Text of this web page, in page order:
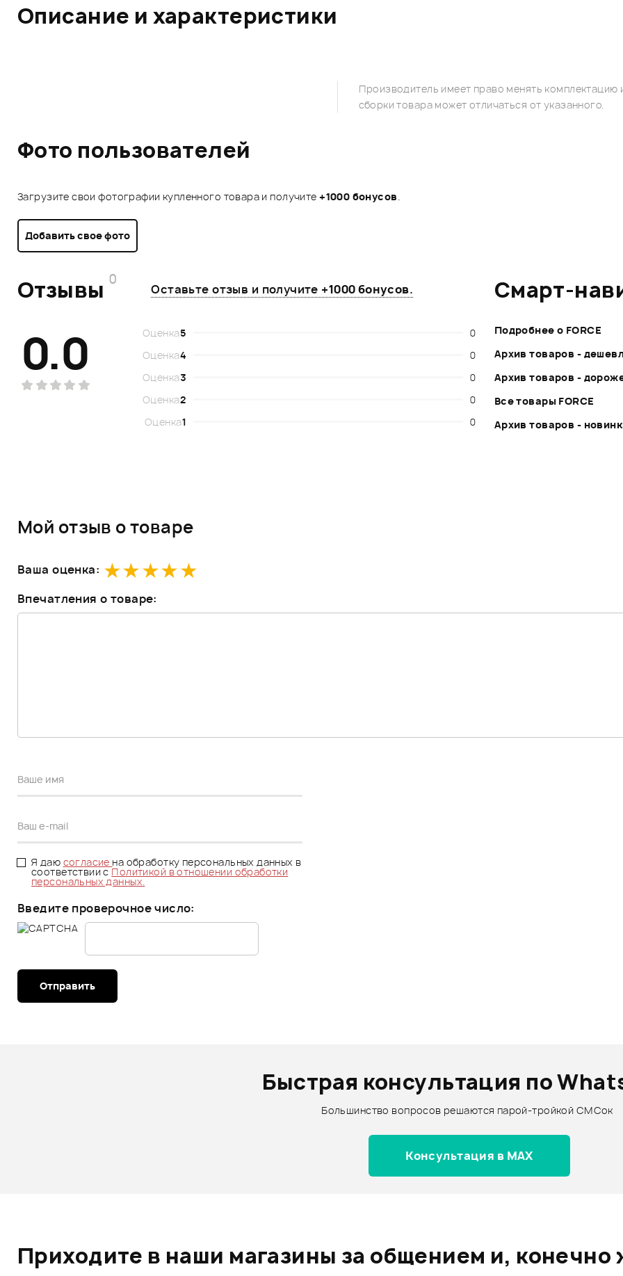
Описание и характеристики
Производитель имеет право менять
сборки товара может отличаться от указанного.
Фото пользователей
Загрузите свои фотографии купленного товара и получите+1000 бонусов.
Добавить свое фото
Отзывы 0
Оставьте отзыв и получите +1000 бонусов.
0.0 Оценка5
0
Оценка4
0
Оценка3
0
Оценка2
0
Оценка1 0
Смарт-
Подробнее о FORCE
Архив товаров -
Архив товаров -
Все товары FORCE
Архив товаров -
Мой отзыв о товаре
Ваша оценка:
Впечатления о товаре:
Я даю согласие на обработку персональных данных в
соответствии сПолитикой в отношении обработки
персональных данных.
Введите проверочное число:
Отправить
Быстрая консультация по
Большинство вопросов решаются парой-тройкой СМСок
Консультация в MAX
Приходите в наши магазины за общением и, конечно